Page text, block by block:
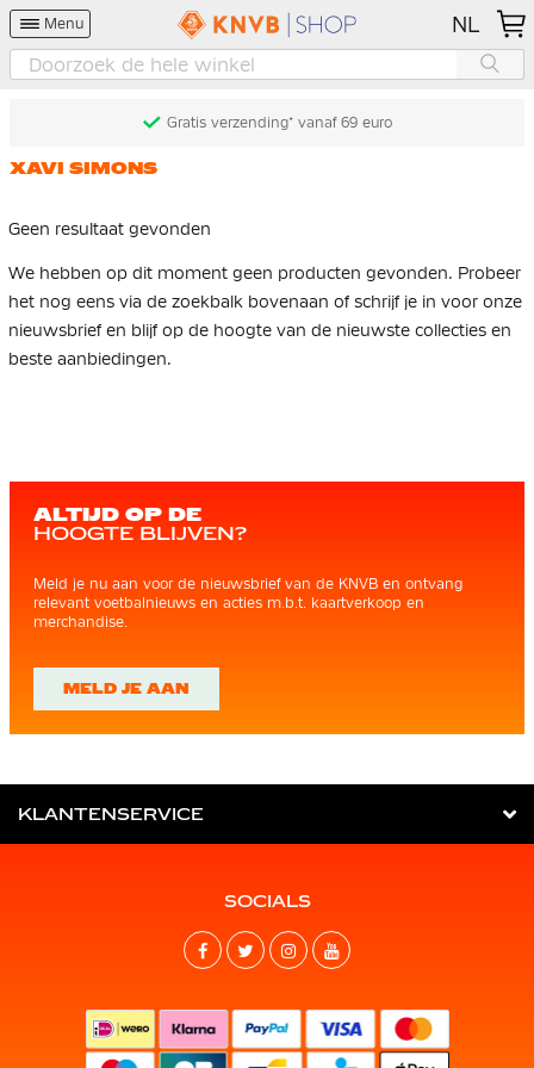
Menu NL
Gratis verzending* vanaf 69 euro
XAVI SIMONS
Geen resultaat gevonden
We hebben op dit moment geen producten gevonden. Probeer
het nog eens via de zoekbalk bovenaan of schrijf je in voor onze
nieuwsbrief en blijf op de hoogte van de nieuwste collecties en
beste aanbiedingen.
ALTIJD OP DE
HOOGTE BLIJVEN?
Meld je nu aan voor de nieuwsbrief van de KNVB en ontvang
relevant voetbalnieuws en acties m.b.t. kaartverkoop en
merchandise.
MELD JE AAN
KLANTENSERVICE
SOCIALS